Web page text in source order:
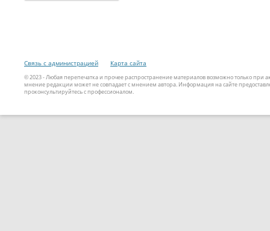
Связь с администрацией Карта сайта
© 2023 - Любая перепечатка и прочее распространение материалов возможно только
мнение редакции может не совпадает с мнением автора. Информация на сайте
проконсультируйтесь с профессионалом.